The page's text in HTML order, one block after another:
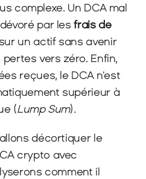
complexe. Un DCA mal
par les frais de
un actif sans avenir
vers zéro. Enfin,
reçues, le DCA n'est
supérieur à
(Lump Sum).
décortiquer le
crypto avec
comment il